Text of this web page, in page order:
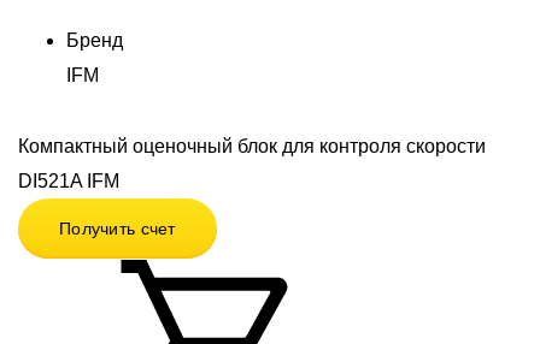
Бренд
IFM
Компактный оценочный блок для контроля скорости
DI521A IFM
Получить счет